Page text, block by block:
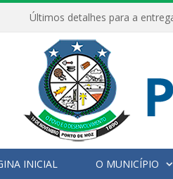
Últimos detalhes para a
INICIAL O MUNICÍPIO